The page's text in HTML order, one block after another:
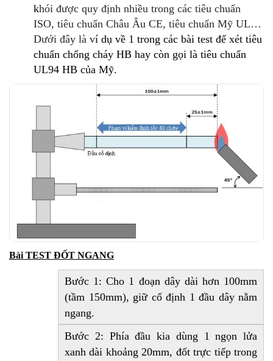
khói được quy định nhiều trong các tiêu chuẩn
ISO, tiêu chuẩn Châu Âu CE, tiêu chuẩn Mỹ UL…
Dưới đây là ví dụ về 1 trong các bài test để xét tiêu
chuẩn chống cháy HB hay còn gọi là tiêu chuẩn
UL94 HB của Mỹ.
Bài TEST ĐỐT NGANG
Bước 1: Cho 1 đoạn dây dài hơn 100mm
(tầm 150mm), giữ cố định 1 đầu dây nằm
ngang.
Bước 2: Phía đầu kia dùng 1 ngọn lửa
xanh dài khoảng 20mm, đốt trực tiếp trong